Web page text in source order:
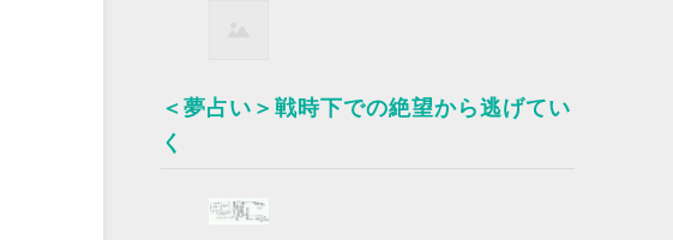
＜夢占い＞戦時下での絶望から逃げてい
く